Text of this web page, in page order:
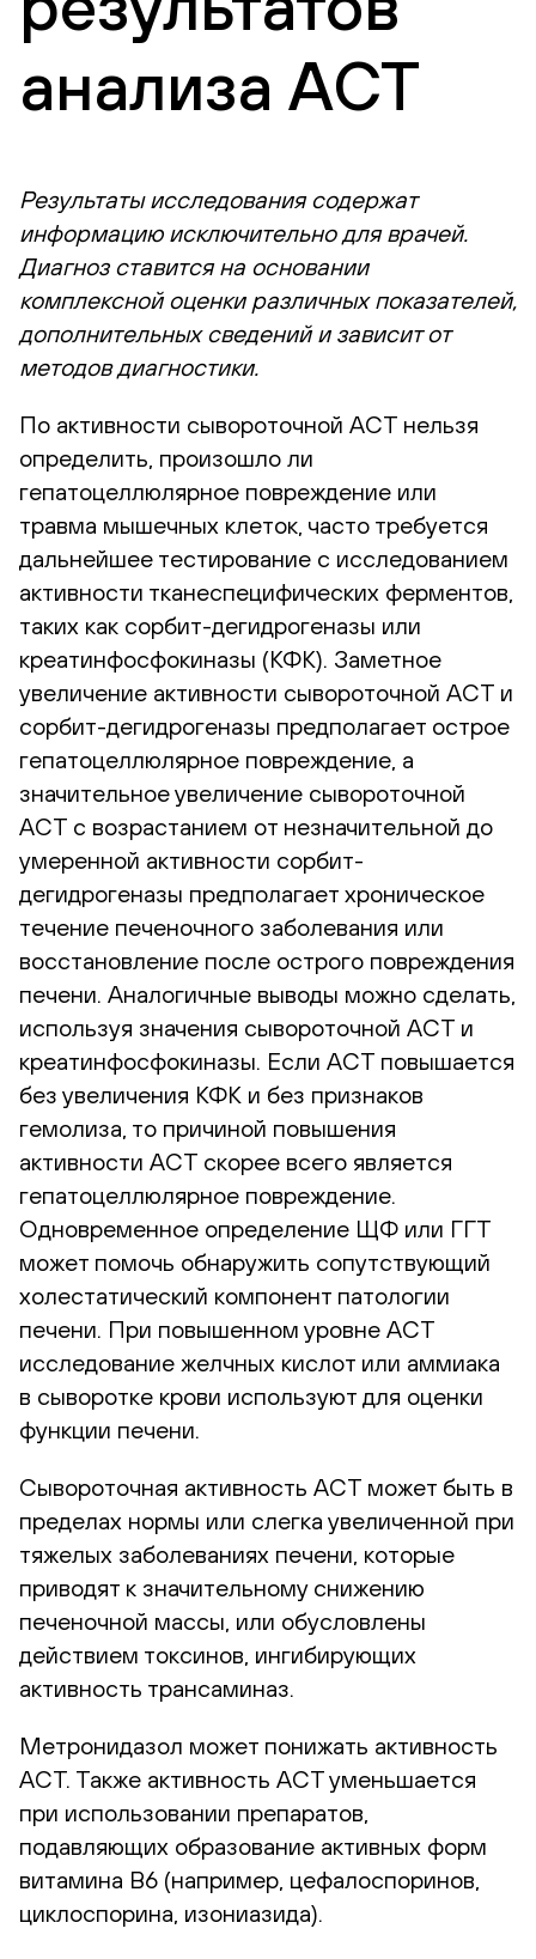
анализа АСТ
Результаты исследования содержат
информацию исключительно для врачей.
Диагноз ставится на основании
комплексной оценки различных показателей,
дополнительных сведений и зависит от
методов диагностики.
По активности сывороточной АСТ нельзя
определить, произошло ли
гепатоцеллюлярное повреждение или
травма мышечных клеток, часто требуется
дальнейшее тестирование с исследованием
активности тканеспецифических ферментов,
таких как сорбит-дегидрогеназы или
креатинфосфокиназы (КФК). Заметное
увеличение активности сывороточной АСТ и
сорбит-дегидрогеназы предполагает острое
гепатоцеллюлярное повреждение, а
значительное увеличение сывороточной
АСТ с возрастанием от незначительной до
умеренной активности сорбит-
дегидрогеназы предполагает хроническое
течение печеночного заболевания или
восстановление после острого повреждения
печени. Аналогичные выводы можно сделать,
используя значения сывороточной АСТ и
креатинфосфокиназы. Если АСТ повышается
без увеличения КФК и без признаков
гемолиза, то причиной повышения
активности АСТ скорее всего является
гепатоцеллюлярное повреждение.
Одновременное определение ЩФ или ГГТ
может помочь обнаружить сопутствующий
холестатический компонент патологии
печени. При повышенном уровне АСТ
исследование желчных кислот или аммиака
в сыворотке крови используют для оценки
функции печени.
Сывороточная активность АСТ может быть в
пределах нормы или слегка увеличенной при
тяжелых заболеваниях печени, которые
приводят к значительному снижению
печеночной массы, или обусловлены
действием токсинов, ингибирующих
активность трансаминаз.
Метронидазол может понижать активность
АСТ. Также активность АСТ уменьшается
при использовании препаратов,
подавляющих образование активных форм
витамина В6 (например, цефалоспоринов,
циклоспорина, изониазида).